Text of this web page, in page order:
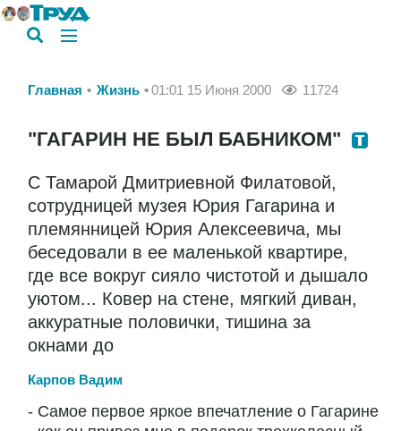
Главная Жизнь 01:01 15 Июня 2000 11724
"ГАГАРИН НЕ БЫЛ БАБНИКОМ"
С Тамарой Дмитриевной Филатовой,
сотрудницей музея Юрия Гагарина и
племянницей Юрия Алексеевича, мы
беседовали в ее маленькой квартире,
где все вокруг сияло чистотой и дышало
уютом... Ковер на стене, мягкий диван,
аккуратные половички, тишина за
окнами до
Карпов Вадим
- Самое первое яркое впечатление о Гагарине